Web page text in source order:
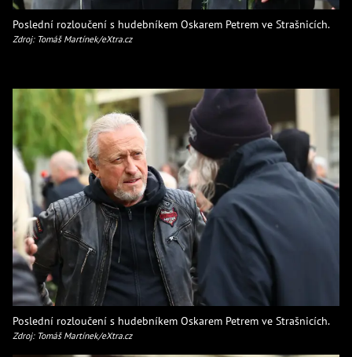
Poslední rozloučení s hudebníkem Oskarem Petrem ve Strašnicích.
Zdroj: Tomáš Martínek/eXtra.cz
Poslední rozloučení s hudebníkem Oskarem Petrem ve Strašnicích.
Zdroj: Tomáš Martínek/eXtra.cz